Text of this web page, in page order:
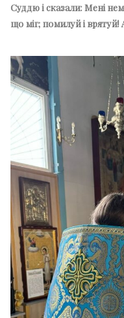
Суддю і сказали: Мені
що міг; помилуй і врятуй!